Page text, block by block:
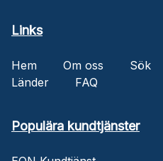
Links
Hem Om oss Sök
Länder
FAQ
Populära kundtjänster